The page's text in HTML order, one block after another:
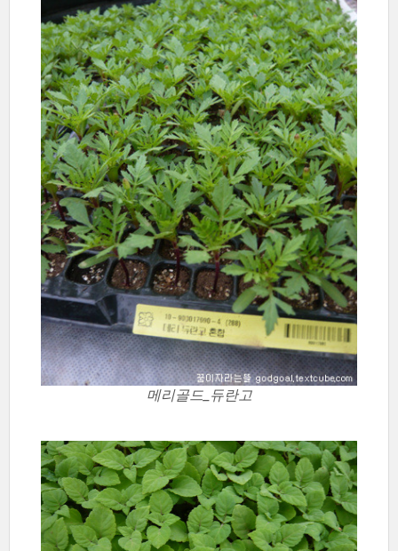
메리골드_듀란고